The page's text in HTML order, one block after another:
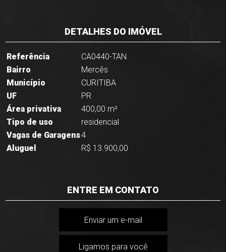
DETALHES DO IMÓVEL
Referência
CA0440-TAN
Bairro
Mercês
Município
CURITIBA
UF
PR
Área privativa
400,00 m²
Tipo de uso
residencial
Vagas de Garagens4
Aluguel
R$ 13.900,00
ENTRE EM CONTATO
Enviar um e-mail
Ligamos para você